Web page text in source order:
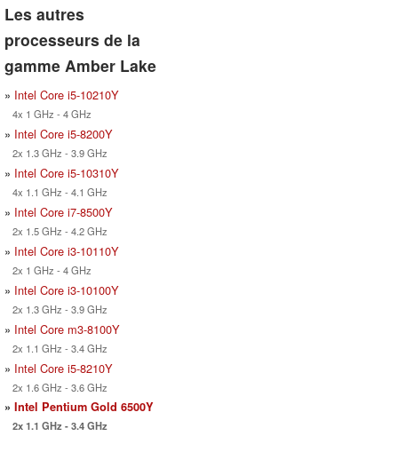
Les autres
processeurs de la
gamme Amber Lake
» Intel Core i5-10210Y
4x 1 GHz - 4 GHz
» Intel Core i5-8200Y
2x 1.3 GHz - 3.9 GHz
» Intel Core i5-10310Y
4x 1.1 GHz - 4.1 GHz
» Intel Core i7-8500Y
2x 1.5 GHz - 4.2 GHz
» Intel Core i3-10110Y
2x 1 GHz - 4 GHz
» Intel Core i3-10100Y
2x 1.3 GHz - 3.9 GHz
» Intel Core m3-8100Y
2x 1.1 GHz - 3.4 GHz
» Intel Core i5-8210Y
2x 1.6 GHz - 3.6 GHz
» Intel Pentium Gold 6500Y
2x 1.1 GHz - 3.4 GHz